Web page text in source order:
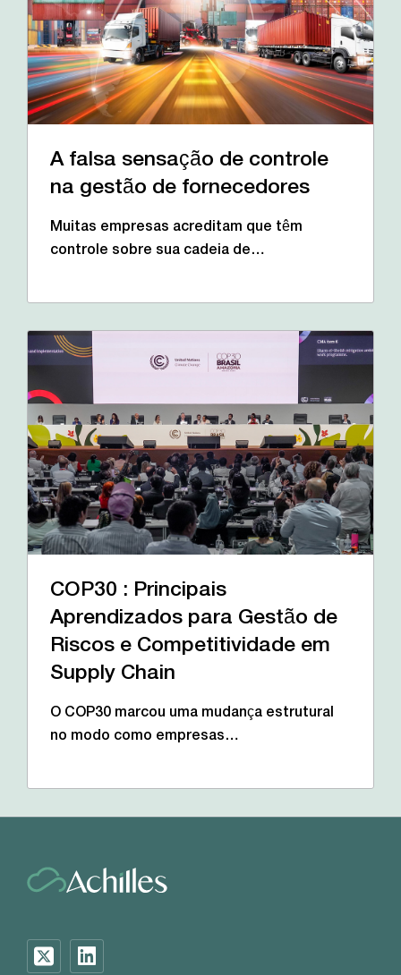
A falsa sensação de controle
na gestão de fornecedores
Muitas empresas acreditam que têm
controle sobre sua cadeia de…
COP30 : Principais
Aprendizados para Gestão de
Riscos e Competitividade em
Supply Chain
O COP30 marcou uma mudança estrutural
no modo como empresas…